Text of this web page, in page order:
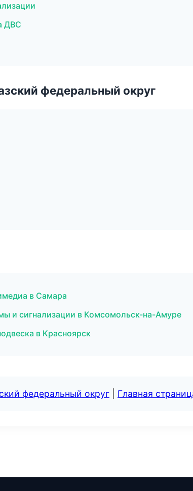
ДВС
федеральный округ
в Самара
и сигнализации в Комсомольск-на-Амуре
в Красноярск
федеральный округ Главная